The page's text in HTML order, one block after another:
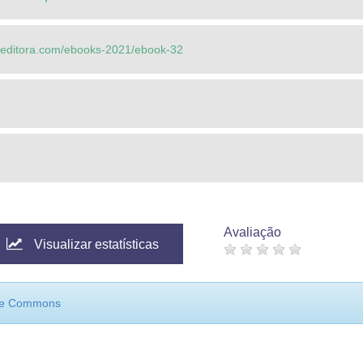
ebooks-2021/ebook-32
Visualizar estatísticas
Avaliação
Commons